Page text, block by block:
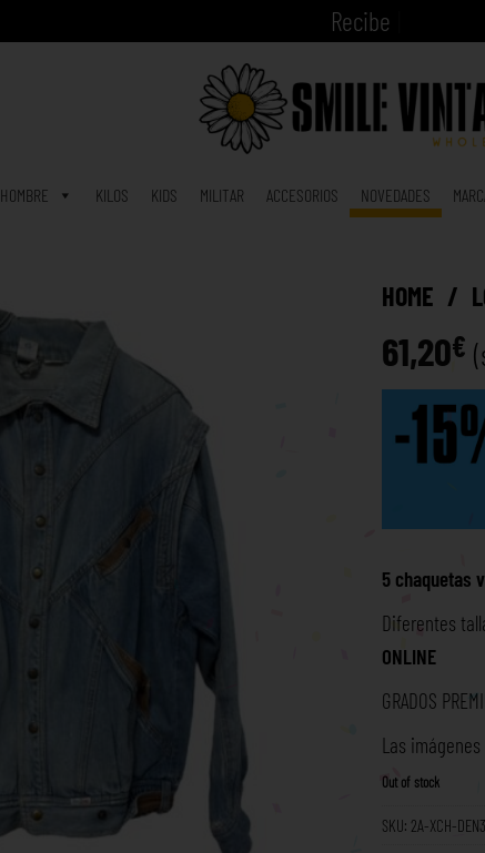
|
HOMBRE KILOS KIDS MILITAR ACCESORIOS NOVEDADES
HOME /
61,20€
5 chaquetas
Diferentes
ONLINE
GRADOS
Las
Out of stock
SKU: 2A-XCH-